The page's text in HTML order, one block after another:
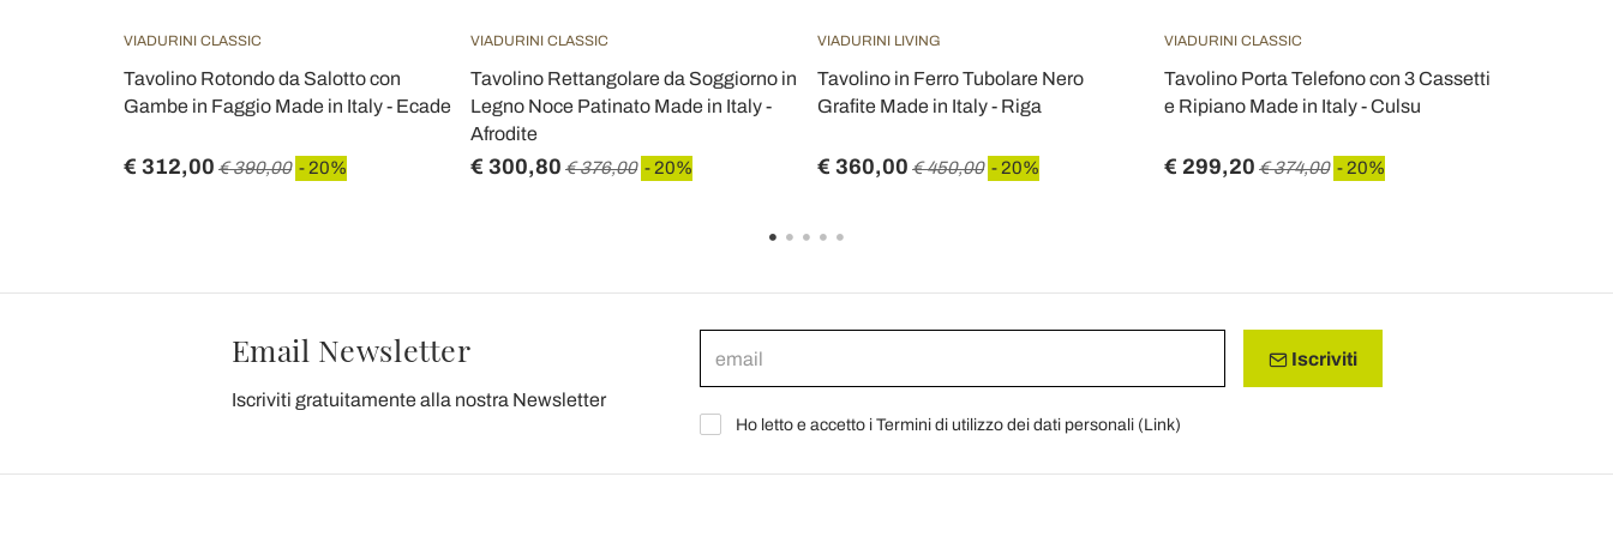
VIADURINI CLASSIC
Tavolino Rotondo da Salotto con
Gambe in Faggio Made in Italy - Ecade
€ 312,00 € 390,00 - 20%
VIADURINI CLASSIC
Tavolino Rettangolare da Soggiorno in
Legno Noce Patinato Made in Italy -
Afrodite
€ 300,80 € 376,00 - 20%
VIADURINI LIVING
Tavolino in Ferro Tubolare Nero
Grafite Made in Italy - Riga
€ 360,00 € 450,00 - 20%
VIADURINI CLASSIC
Tavolino Porta Telefono con 3 Cassetti
e Ripiano Made in Italy - Culsu
€ 299,20 € 374,00 - 20%
Email Newsletter
Iscriviti gratuitamente alla nostra Newsletter
Iscriviti
Ho letto e accetto i Termini di utilizzo dei dati personali (Link)